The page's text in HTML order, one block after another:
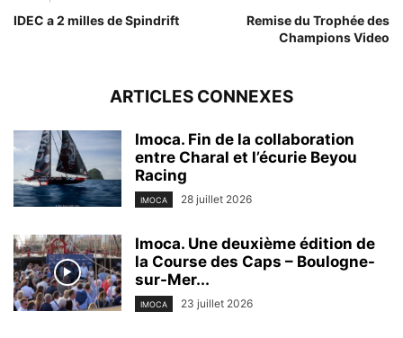
IDEC a 2 milles de Spindrift
Remise du Trophée des
Champions Video
ARTICLES CONNEXES
Imoca. Fin de la collaboration
entre Charal et l’écurie Beyou
Racing
IMOCA 28 juillet 2026
Imoca. Une deuxième édition de
la Course des Caps – Boulogne-
sur-Mer...
IMOCA 23 juillet 2026